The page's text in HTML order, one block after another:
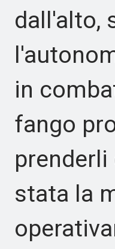
dall'alto,
in
fango
prenderli
stata la